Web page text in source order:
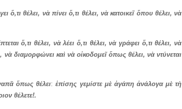
ὅ,τι θέλει, νὰ πίνει ὅ,τι θέλει, νὰ κατοικεῖ ὅπου θέλει,νὰ
ὅ,τι θέλει, νὰ λέει ὅ,τι θέλει,νὰ γράφει ὅ,τι θέλει,νὰ
, νὰ διαμορφώνει καὶ νὰ οἰκοδομεῖ ὅπως θέλει,νὰ ντύνεται
ὅπως θέλει:ἐπίσης γεμίστε μὲ ἀγάπη ἀνάλογα μὲ τὴ
θέλετε!.